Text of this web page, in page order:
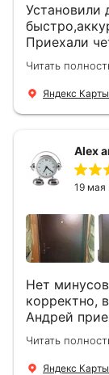
Установили
Приехали
Читать
Яндекс Карты
Alex
19 мая
Нет
корректно,
Андрей
новую
+
Читать
Яндекс Карты